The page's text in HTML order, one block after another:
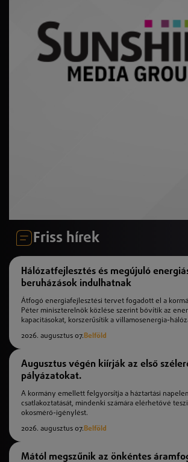
Friss hírek
Hálózatfejlesztés és megújuló
beruházások indulhatnak
Átfogó energiafejlesztési tervet fogadott el a
Péter miniszterelnök közlése szerint bővítik az
kapacitásokat, korszerűsítik a villamosenergia-
2026. augusztus 07.Belföld
Augusztus végén kiírják az első
pályázatokat.
A kormány emellett felgyorsítja a háztartási
csatlakoztatását, mindenki számára elérhetővé
okosmérő-igénylést.
2026. augusztus 07.Belföld
Mától megszűnik az önkéntes